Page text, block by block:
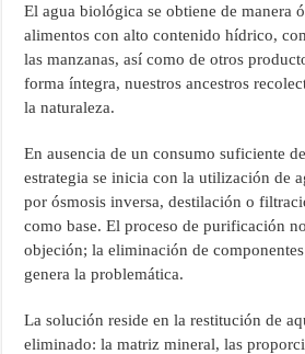
El agua biológica se obtiene de manera
alimentos con alto contenido hídrico,
las manzanas, así como de otros
forma íntegra, nuestros ancestros
la naturaleza.
En ausencia de un consumo suficiente
estrategia se inicia con la utilización de
por ósmosis inversa, destilación o
como base. El proceso de purificación
objeción; la eliminación de
genera la problemática.
La solución reside en la restitución de
eliminado: la matriz mineral, las